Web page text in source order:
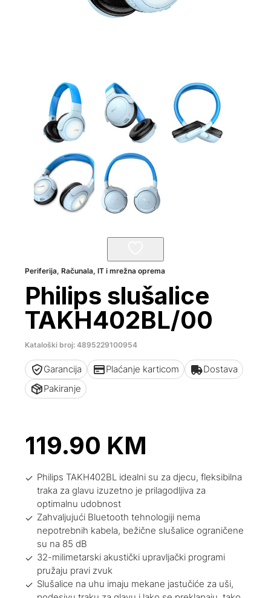
Periferija,Računala, IT i mrežna oprema
Philips slušalice
TAKH402BL/00
Kataloški broj: 4895229100954
Garancija Plaćanje karticom
Dostava
Pakiranje
119.90 KM
Philips TAKH402BL idealni su za djecu, fleksibilna
traka za glavu izuzetno je prilagodljiva za
optimalnu udobnost
Zahvaljujući Bluetooth tehnologiji nema
nepotrebnih kabela, bežične slušalice ograničene
su na 85 dB
32-milimetarski akustički upravljački programi
pružaju pravi zvuk
Slušalice na uhu imaju mekane jastučiće za uši,